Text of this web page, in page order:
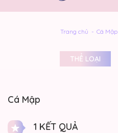
Trang chủ Cá Mập
THỂ LOẠI
Cá Mập
1 KẾT QUẢ